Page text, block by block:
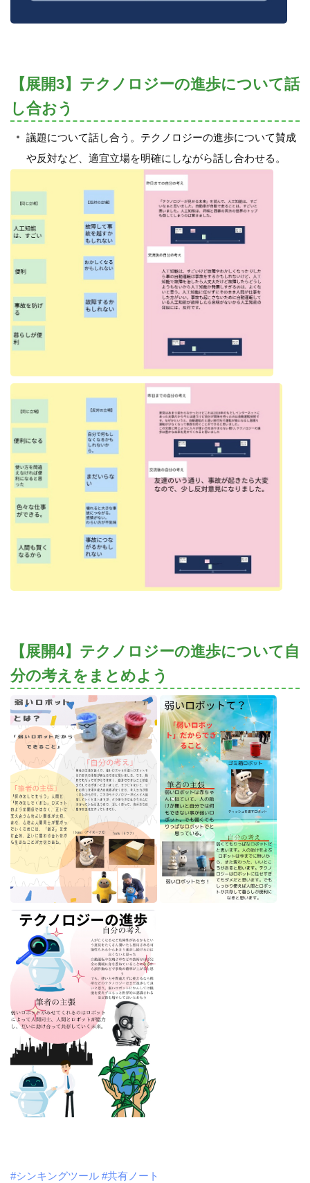
【展開3】テクノロジーの進歩について話
し合おう
議題について話し合う。テクノロジーの進歩について賛成
や反対など、適宜立場を明確にしながら話し合わせる。
【展開4】テクノロジーの進歩について自
分の考えをまとめよう
#シンキングツール #共有ノート